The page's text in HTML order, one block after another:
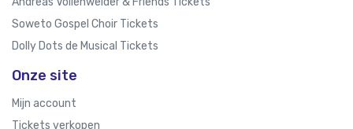
Soweto Gospel Choir Tickets
Dolly Dots de Musical Tickets
Onze site
Mijn account
Tickets verkopen